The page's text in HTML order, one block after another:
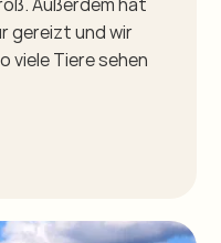
gereizt und wir
viele Tiere sehen